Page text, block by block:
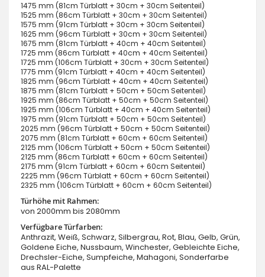
1475 mm (81cm Türblatt + 30cm + 30cm Seitenteil)
1525 mm (86cm Türblatt + 30cm + 30cm Seitenteil)
1575 mm (91cm Türblatt + 30cm + 30cm Seitenteil)
1625 mm (96cm Türblatt + 30cm + 30cm Seitenteil)
1675 mm (81cm Türblatt + 40cm + 40cm Seitenteil)
1725 mm (86cm Türblatt + 40cm + 40cm Seitenteil)
1725 mm (106cm Türblatt + 30cm + 30cm Seitenteil)
1775 mm (91cm Türblatt + 40cm + 40cm Seitenteil)
1825 mm (96cm Türblatt + 40cm + 40cm Seitenteil)
1875 mm (81cm Türblatt + 50cm + 50cm Seitenteil)
1925 mm (86cm Türblatt + 50cm + 50cm Seitenteil)
1925 mm (106cm Türblatt + 40cm + 40cm Seitenteil)
1975 mm (91cm Türblatt + 50cm + 50cm Seitenteil)
2025 mm (96cm Türblatt + 50cm + 50cm Seitenteil)
2075 mm (81cm Türblatt + 60cm + 60cm Seitenteil)
2125 mm (106cm Türblatt + 50cm + 50cm Seitenteil)
2125 mm (86cm Türblatt + 60cm + 60cm Seitenteil)
2175 mm (91cm Türblatt + 60cm + 60cm Seitenteil)
2225 mm (96cm Türblatt + 60cm + 60cm Seitenteil)
2325 mm (106cm Türblatt + 60cm + 60cm Seitenteil)
Türhöhe mit Rahmen:
von 2000mm bis 2080mm
Verfügbare Türfarben:
Anthrazit, Weiß, Schwarz, Silbergrau, Rot, Blau, Gelb, Grün,
Goldene Eiche, Nussbaum, Winchester, Gebleichte Eiche,
Drechsler-Eiche, Sumpfeiche, Mahagoni, Sonderfarbe
aus RAL-Palette